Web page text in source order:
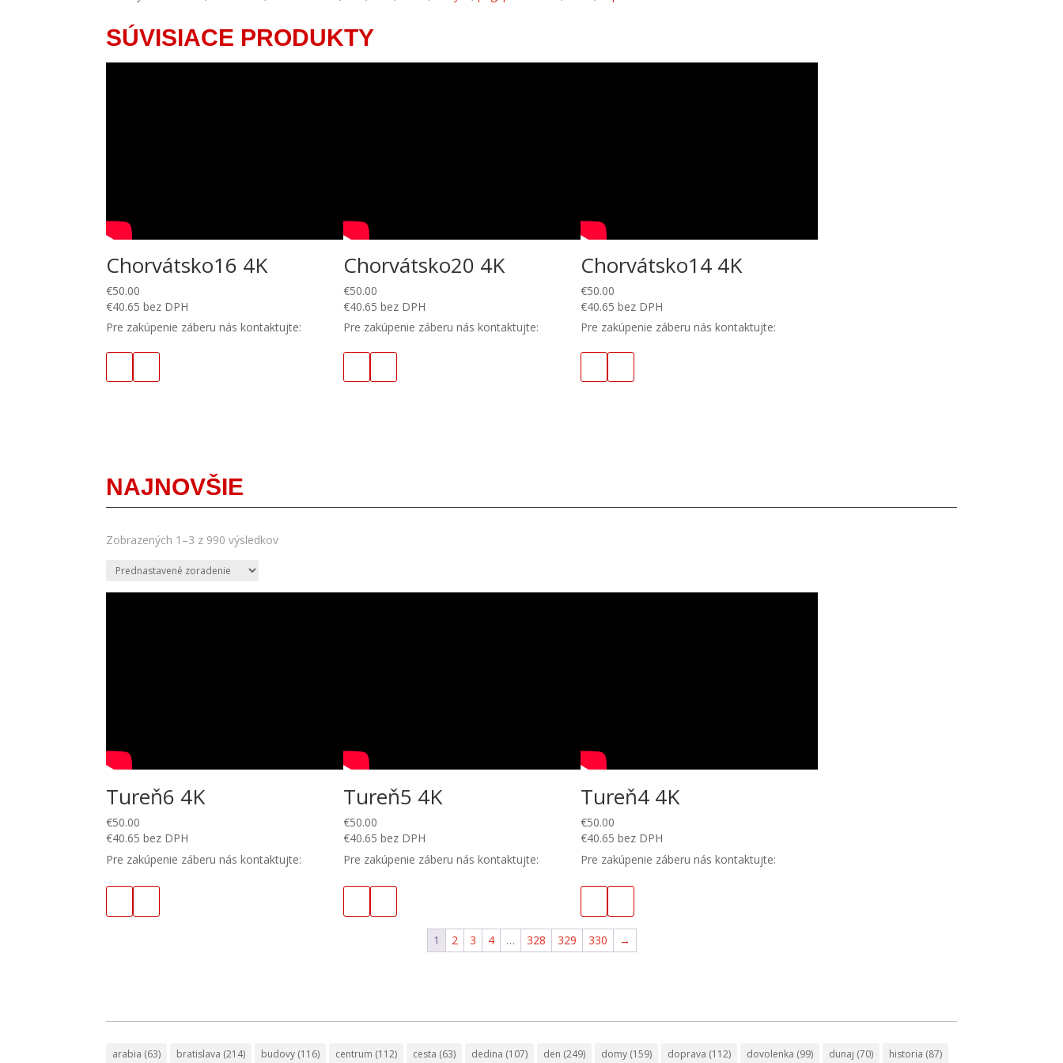
SÚVISIACE PRODUKTY
Chorvátsko16 4K
€50.00
€40.65 bez DPH
Pre zakúpenie záberu nás kontaktujte:
Chorvátsko20 4K
€50.00
€40.65 bez DPH
Pre zakúpenie záberu nás kontaktujte:
Chorvátsko14 4K
€50.00
€40.65 bez DPH
Pre zakúpenie záberu nás kontaktujte:
NAJNOVŠIE
Zobrazených 1–3 z 990 výsledkov
Tureň6 4K
€50.00
€40.65 bez DPH
Pre zakúpenie záberu nás kontaktujte:
Tureň5 4K
€50.00
€40.65 bez DPH
Pre zakúpenie záberu nás kontaktujte:
Tureň4 4K
€50.00
€40.65 bez DPH
Pre zakúpenie záberu nás kontaktujte:
1 2 3 4 … 328 329 330 →
arabia (63) bratislava (214) budovy (116) centrum (112) cesta (63) dedina (107) den (249) domy (159) doprava (112) dovolenka (99) dunaj (70) historia (87)